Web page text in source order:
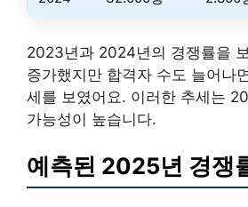
2023년과 2024년의 경쟁률을
증가했지만 합격자 수도 늘어나
세를 보였어요. 이러한 추세는
가능성이 높습니다.
예측된 2025년 경쟁